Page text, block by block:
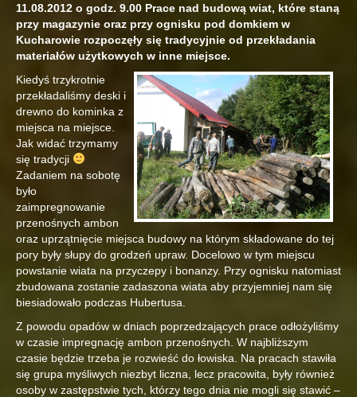
11.08.2012 o godz. 9.00 Prace nad budową wiat, które staną
przy magazynie oraz przy ognisku pod domkiem w
Kucharowie rozpoczęły się tradycyjnie od przekładania
materiałów użytkowych w inne miejsce.
Kiedyś trzykrotnie
przekładaliśmy deski i
drewno do kominka z
miejsca na miejsce.
Jak widać trzymamy
się tradycji
Zadaniem na sobotę
było
zaimpregnowanie
przenośnych ambon
oraz uprzątnięcie miejsca budowy na którym składowane do tej
pory były słupy do grodzeń upraw. Docelowo w tym miejscu
powstanie wiata na przyczepy i bonanzy. Przy ognisku natomiast
zbudowana zostanie zadaszona wiata aby przyjemniej nam się
biesiadowało podczas Hubertusa.
Z powodu opadów w dniach poprzedzających prace odłożyliśmy
w czasie impregnację ambon przenośnych. W najbliższym
czasie będzie trzeba je rozwieść do łowiska. Na pracach stawiła
się grupa myśliwych niezbyt liczna, lecz pracowita, były również
osoby w zastępstwie tych, którzy tego dnia nie mogli się stawić –